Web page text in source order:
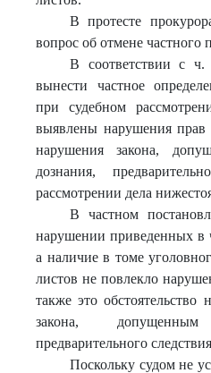
В протесте
вопрос об отмене частного
В соответствии с
вынести частное
при судебном
выявлены нарушения
нарушения закона,
дознания,
рассмотрении дела
В частном
нарушении приведенных в
а наличие в томе
листов не повлекло
также это
закона,
предварительного
Поскольку судом не